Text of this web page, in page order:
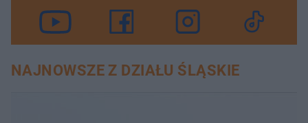
NAJNOWSZE Z DZIAŁU ŚLĄSKIE